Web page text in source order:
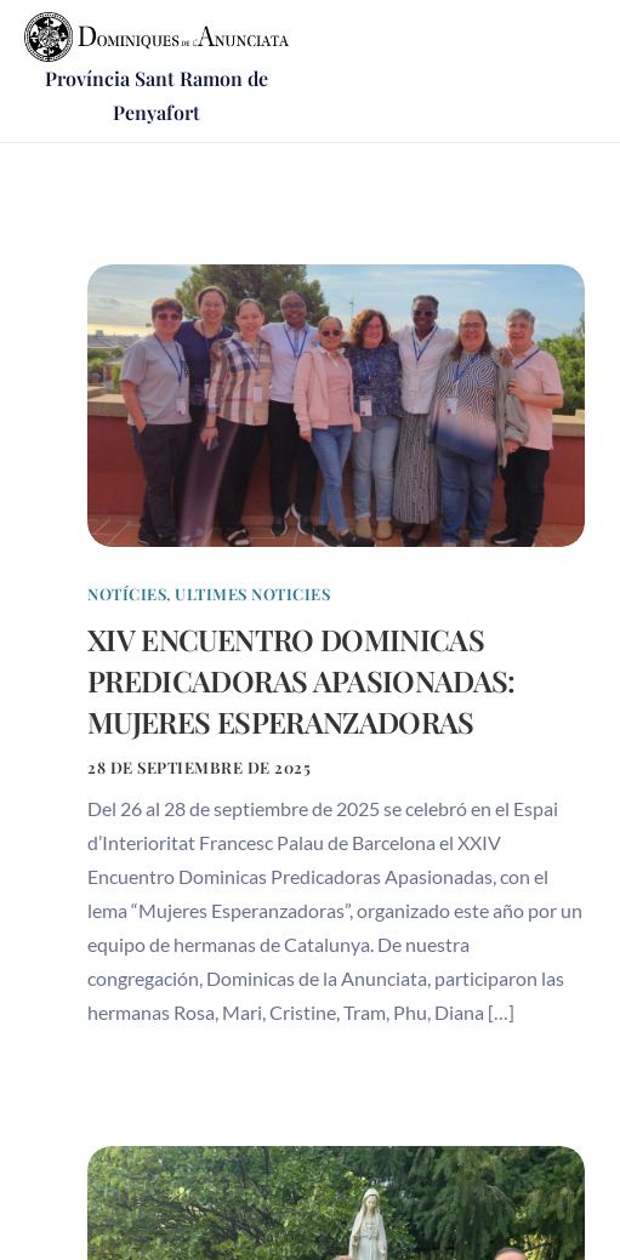
Província Sant Ramon de
Penyafort
NOTÍCIES,ULTIMES NOTICIES
XIV ENCUENTRO DOMINICAS
PREDICADORAS APASIONADAS:
MUJERES ESPERANZADORAS
28 DE SEPTIEMBRE DE 2025
Del 26 al 28 de septiembre de 2025 se celebró en el Espai
d’Interioritat Francesc Palau de Barcelona el XXIV
Encuentro Dominicas Predicadoras Apasionadas, con el
lema “Mujeres Esperanzadoras”, organizado este año por un
equipo de hermanas de Catalunya. De nuestra
congregación, Dominicas de la Anunciata, participaron las
hermanas Rosa, Mari, Cristine, Tram, Phu, Diana […]